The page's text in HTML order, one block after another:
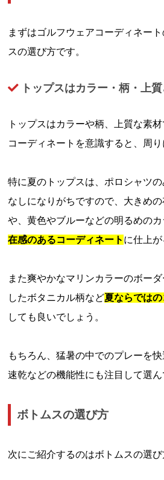
まずはゴルフウェアコーディネー
スの選び方です。
トップスはカラー・柄・上
トップスはカラーや柄、上質な素
コーディネートを意識すると、周り
特に夏のトップスは、ポロシャツ
なしになりがちですので、大きめ
や、黄色やブルーなどの明るめの
在感のあるコーディネート に仕上が
また爽やかなマリンカラーのボー
したボタニカル柄など夏ならでは
しても良いでしょう。
もちろん、猛暑の中でのプレーを
速乾などの機能性にも注目して選ん
ボトムスの選び方
次にご紹介するのはボトムスの選び